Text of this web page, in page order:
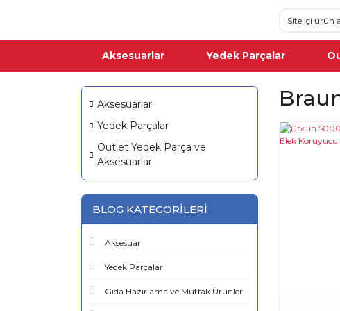
Aksesuarlar Yedek Parçalar
Aksesuarlar
Yedek Parçalar
Outlet Yedek Parça ve
Aksesuarlar
BLOG KATEGORILERI
Aksesuar
Yedek Parçalar
Gıda Hazırlama ve Mutfak Ürünleri
%50